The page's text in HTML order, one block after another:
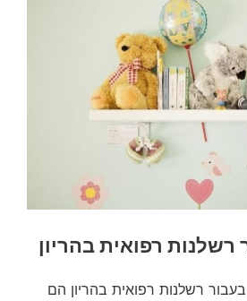
רשלנות רפואית בהריון
רשלנות רפואית בהריון הם